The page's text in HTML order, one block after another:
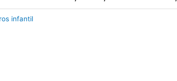
infantil